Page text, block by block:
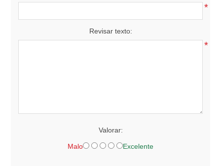
*
Revisar texto:
*
Valorar:
Malo Excelente